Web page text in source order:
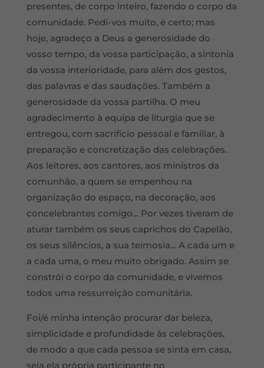
presentes, de corpo inteiro, fazendo o corpo da
comunidade. Pedi-vos muito, é certo; mas
hoje, agradeço a Deus a generosidade do
vosso tempo, da vossa participação, a sintonia
da vossa interioridade, para além dos gestos,
das palavras e das saudações. Também a
generosidade da vossa partilha. O meu
agradecimento à equipa de liturgia que se
entregou, com sacrifício pessoal e familiar, à
preparação e concretização das celebrações.
Aos leitores, aos cantores, aos ministros da
comunhão, a quem se empenhou na
organização do espaço, na decoração, aos
concelebrantes comigo… Por vezes tiveram de
aturar também os seus caprichos do Capelão,
os seus silêncios, a sua teimosia… A cada um e
a cada uma, o meu muito obrigado. Assim se
constrói o corpo da comunidade, e vivemos
todos uma ressurreição comunitária.
Foi/é minha intenção procurar dar beleza,
simplicidade e profundidade às celebrações,
de modo a que cada pessoa se sinta em casa,
seja ela própria participante no